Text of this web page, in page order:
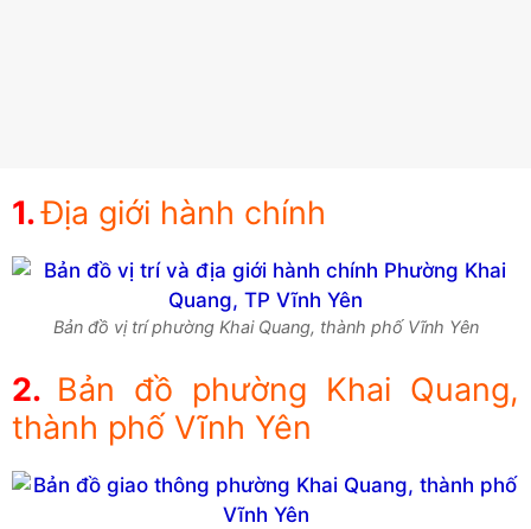
Địa giới hành chính
Bản đồ vị trí phường Khai Quang, thành phố Vĩnh Yên
Bản đồ phường Khai Quang,
thành phố Vĩnh Yên